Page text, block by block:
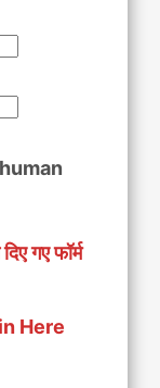
गए फॉर्म
Here